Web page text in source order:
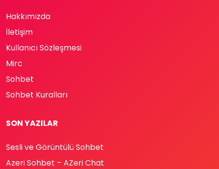
Hakkımızda
İletişim
Kullanıcı Sözleşmesi
Mirc
Sohbet
Sohbet Kuralları
SON YAZILAR
Sesli ve Görüntülü Sohbet
Azeri Sohbet – AZeri Chat